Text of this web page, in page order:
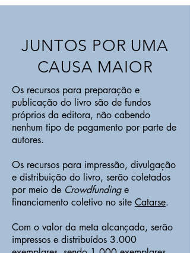
JUNTOS POR UMA
CAUSA MAIOR
Os recursos para preparação e
publicação do livro são de fundos
próprios da editora, não cabendo
nenhum tipo de pagamento por parte de
autores.
Os recursos para impressão, divulgação
e distribuição do livro, serão coletados
por meio de Crowdfundinge
financiamento coletivo no site Catarse.
Com o valor da meta alcançada, serão
impressos e distribuídos 3.000